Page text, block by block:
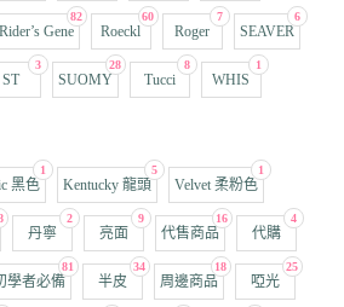
82
Rider’s Gene
60
Roeckl
7
Roger
6
SEAVER
3
ST
28
SUOMY
8
Tucci
1
WHIS
1
黑色
5
Kentucky 龍頭
1
Velvet 柔粉色
2
丹寧
9
亮面
16
代售商品
4
代購
81
學者必備
34
半皮
18
周邊商品
25
啞光